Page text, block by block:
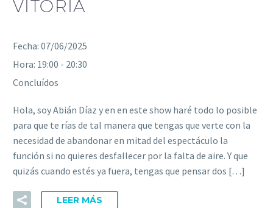
VITORIA
Fecha: 07/06/2025
Hora: 19:00 - 20:30
Concluídos
Hola, soy Abián Díaz y en en este show haré todo lo posible
para que te rías de tal manera que tengas que verte con la
necesidad de abandonar en mitad del espectáculo la
función si no quieres desfallecer por la falta de aire. Y que
quizás cuando estés ya fuera, tengas que pensar dos […]
LEER MÁS